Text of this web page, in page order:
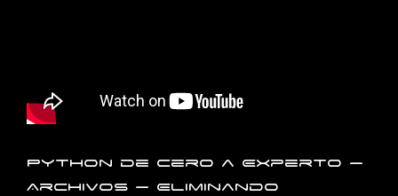
Python de Cero a Experto –
Archivos – Eliminando